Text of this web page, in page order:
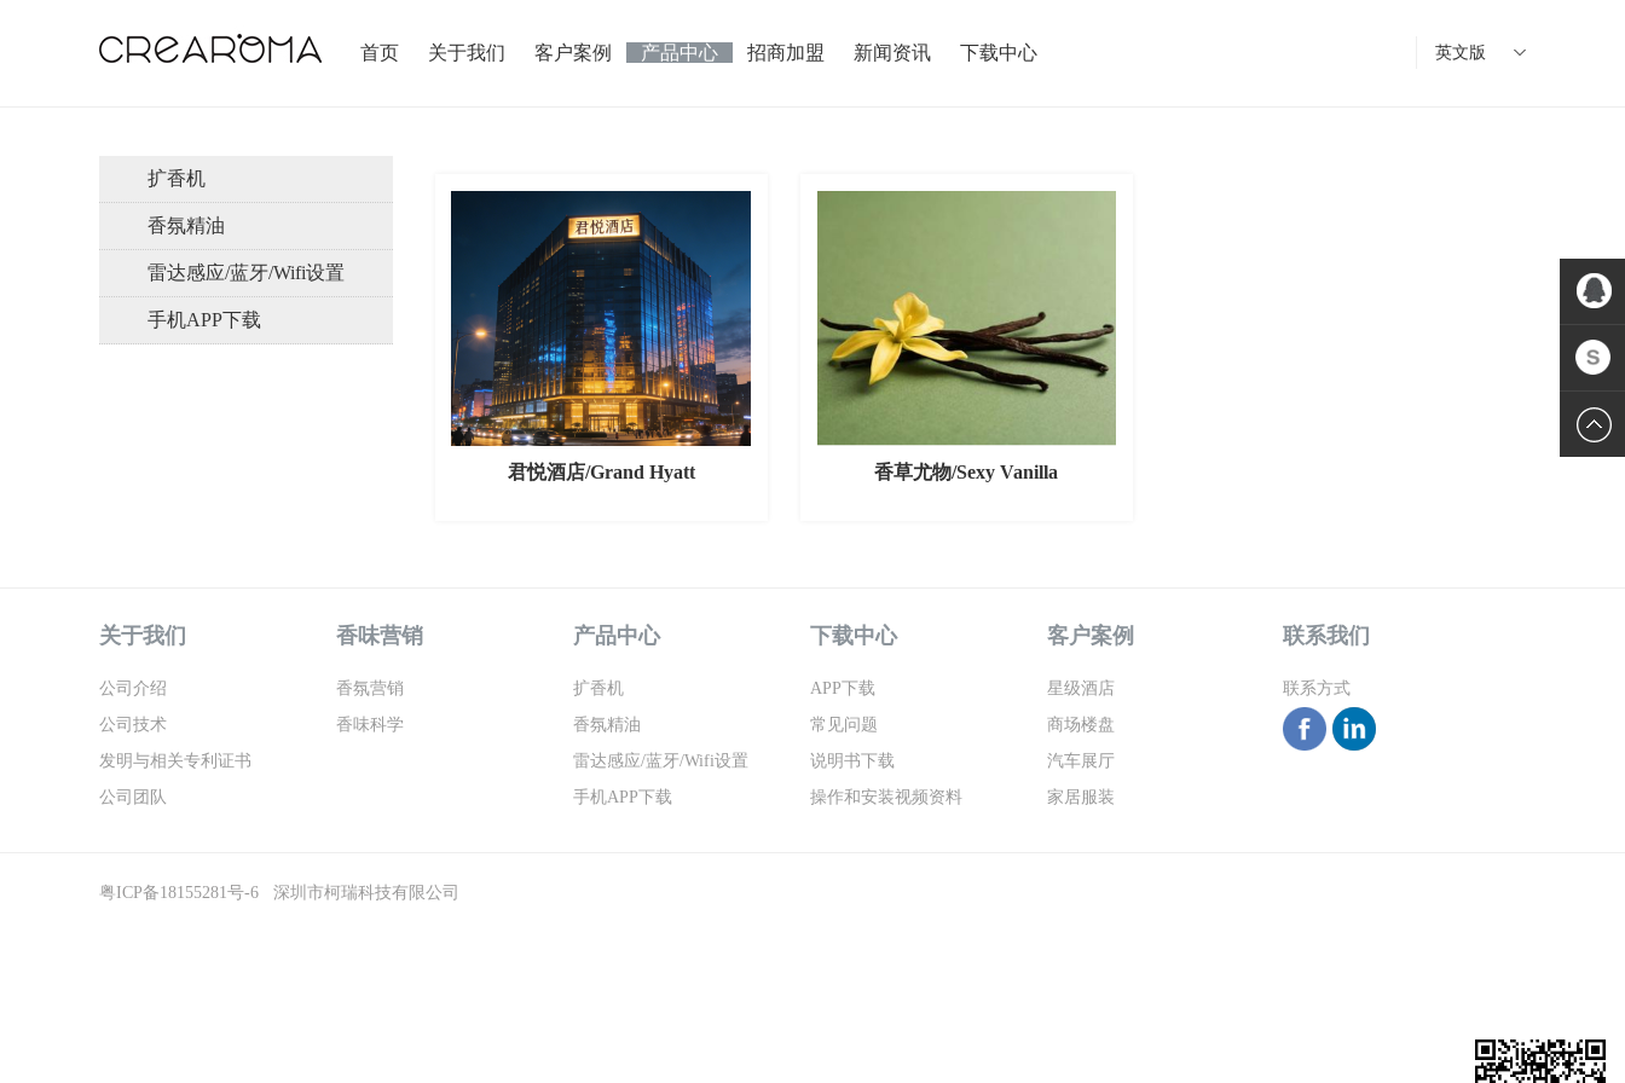
首页 关于我们 客户案例 产品中心 招商加盟 新闻资讯 下载中心 英文版
扩香机
香氛精油
雷达感应/蓝牙/wifi设置
手机APP下载
君悦酒店/Grand Hyatt 香草尤物/Sexy Vanilla
关于我们
公司介绍
公司技术
发明与相关专利证书
公司团队
香味营销
香氛营销
香味科学
产品中心
扩香机
香氛精油
雷达感应/蓝牙/wifi设置
手机APP下载
下载中心
APP下载
常见问题
说明书下载
操作和安装视频资料
客户案例
星级酒店
商场楼盘
汽车展厅
家居服装
联系我们
联系方式
粤ICP备18155281号-6 深圳市柯瑞科技有限公司
Skype